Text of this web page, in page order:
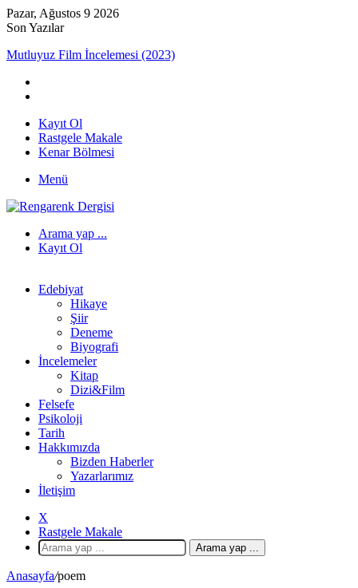
Pazar, Ağustos 9 2026
Son Yazılar
Mutluyuz Film İncelemesi (2023)
Kayıt Ol
Rastgele Makale
Kenar Bölmesi
Menü
Arama yap ...
Kayıt Ol
Edebiyat
Hikaye
Şiir
Deneme
Biyografi
İncelemeler
Kitap
Dizi&Film
Felsefe
Psikoloji
Tarih
Hakkımızda
Bizden Haberler
Yazarlarımız
İletişim
X
Rastgele Makale
Arama yap ...
Anasayfa/poem